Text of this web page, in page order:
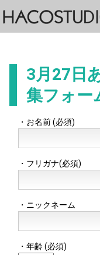
3月27日
集フォー
・お名前 (必須)
・フリガナ(必須)
・ニックネーム
・年齢 (必須)